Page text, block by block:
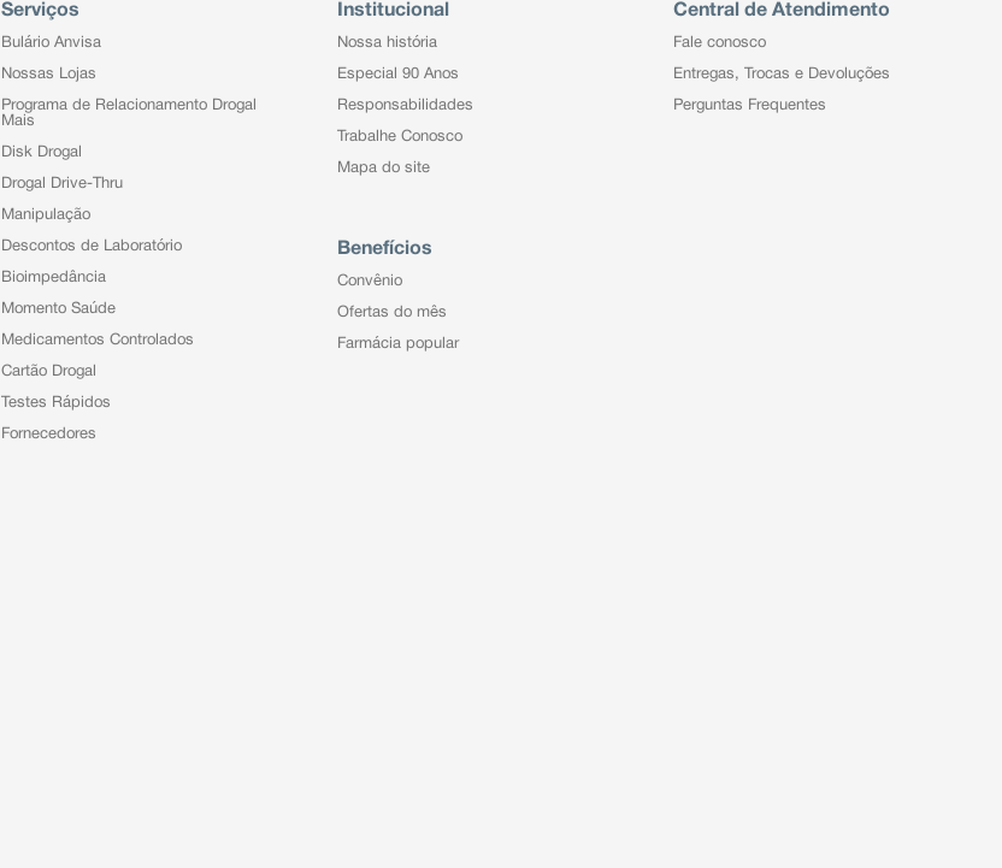
Serviços
Bulário Anvisa
Nossas Lojas
Programa de Relacionamento Drogal
Mais
Disk Drogal
Drogal Drive-Thru
Manipulação
Descontos de Laboratório
Bioimpedância
Momento Saúde
Medicamentos Controlados
Cartão Drogal
Testes Rápidos
Fornecedores
Institucional
Nossa história
Especial 90 Anos
Responsabilidades
Trabalhe Conosco
Mapa do site
Benefícios
Convênio
Ofertas do mês
Farmácia popular
Central de Atendimento
Fale conosco
Entregas, Trocas e Devoluções
Perguntas Frequentes